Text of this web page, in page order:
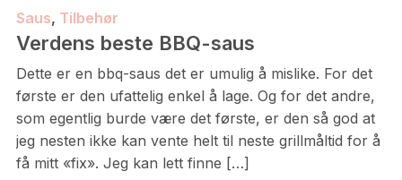
Saus, Tilbehør
Verdens beste BBQ-saus
Dette er en bbq-saus det er umulig å mislike. For det
første er den ufattelig enkel å lage. Og for det andre,
som egentlig burde være det første, er den så god at
jeg nesten ikke kan vente helt til neste grillmåltid for å
få mitt «fix». Jeg kan lett finne […]